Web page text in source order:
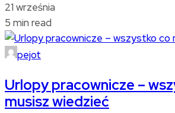
21 września
5 min read
pejot
Urlopy pracownicze –
musisz wiedzieć